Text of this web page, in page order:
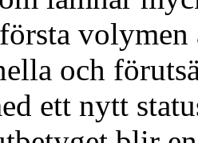
volymen
och
ett nytt